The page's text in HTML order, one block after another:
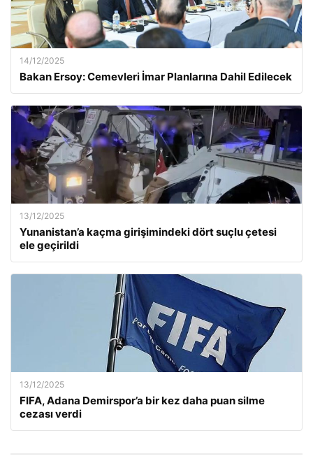
14/12/2025
Bakan Ersoy: Cemevleri İmar Planlarına Dahil Edilecek
13/12/2025
Yunanistan’a kaçma girişimindeki dört suçlu çetesi
ele geçirildi
13/12/2025
FIFA, Adana Demirspor’a bir kez daha puan silme
cezası verdi